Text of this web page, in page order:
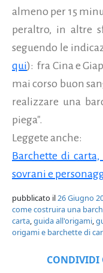
almeno per 15
peraltro, in altre
seguendo le
qui): fra Cina e
mai corso buon
realizzare una
piega".
Leggete anche:
Barchette di
sovrani e
pubblicato il 26 Giugno
come costruira una
carta guida all'origami
origami e barchette di
CONDIVIDI